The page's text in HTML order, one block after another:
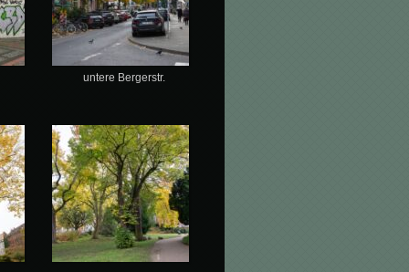
untere Bergerstr.